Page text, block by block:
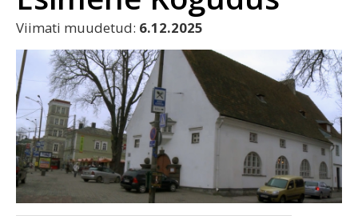
Logi sisse või registreeru
Viimati muudetud: 6.12.2025